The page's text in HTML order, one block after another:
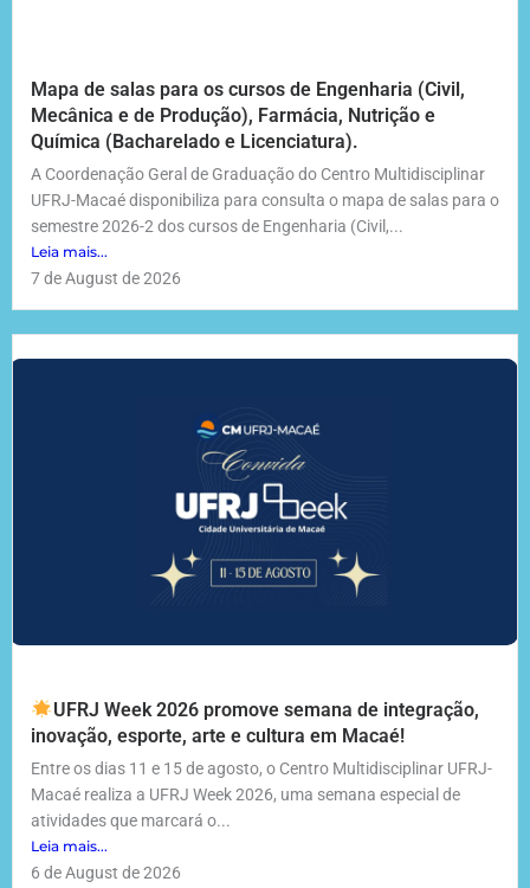
Mapa de salas para os cursos de Engenharia (Civil,
Mecânica e de Produção), Farmácia, Nutrição e
Química (Bacharelado e Licenciatura).
A Coordenação Geral de Graduação do Centro Multidisciplinar
UFRJ-Macaé disponibiliza para consulta o mapa de salas para o
semestre 2026-2 dos cursos de Engenharia (Civil,...
Leia mais...
7 de August de 2026
UFRJ Week 2026 promove semana de integração,
inovação, esporte, arte e cultura em Macaé!
Entre os dias 11 e 15 de agosto, o Centro Multidisciplinar UFRJ-
Macaé realiza a UFRJ Week 2026, uma semana especial de
atividades que marcará o...
Leia mais...
6 de August de 2026